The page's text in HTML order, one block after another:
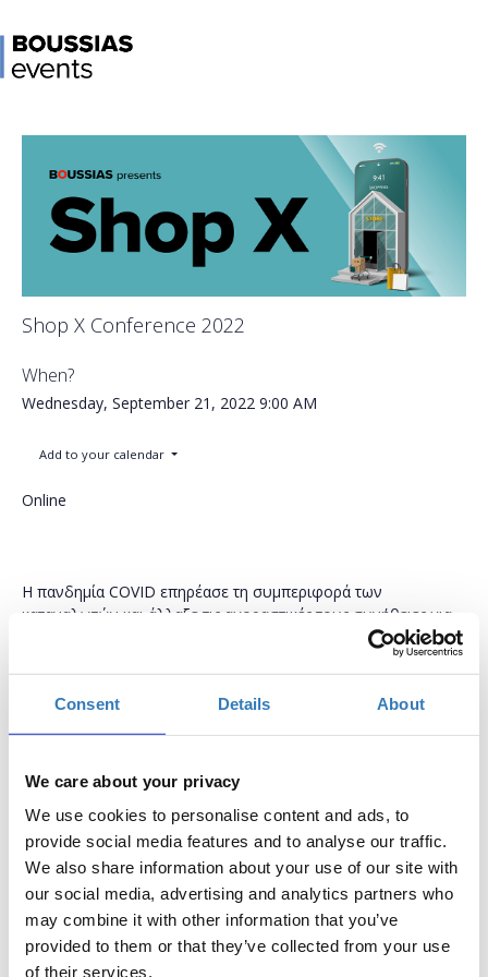
Consent Details About
We care about your privacy
We use cookies to personalise content and ads, to
provide social media features and to analyse our traffic.
We also share information about your use of our site with
our social media, advertising and analytics partners who
may combine it with other information that you’ve
provided to them or that they’ve collected from your use
of their services.
Shop X Conference 2022
When?
Wednesday, September 21, 2022 9:00 AM
Add to your calendar
Online
Η πανδημία COVID επηρέασε τη συμπεριφορά των
καταναλωτών και άλλαξε τις αγοραστικές τους συνήθειες για
πάντα. Η αλλαγή παρατηρείται σε πολλά και διαφορετικά
πεδία και όπως άλλοι κλάδοι, έτσι και ο τομέας της λιανικής
αλλαγές που έχει επιφέρει, ώστε να ανταποκριθεί άμεσα και
αποτελεσματικά στις ανάγκες των πελατών.
διερμηνεία.
www.shopxconference.gr
Digital Tickets